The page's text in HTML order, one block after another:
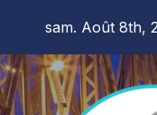
content
sam. Août 8th,